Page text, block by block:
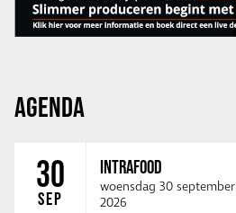
AGENDA
30
SEP
INTRAFOOD
woensdag 30 september
2026